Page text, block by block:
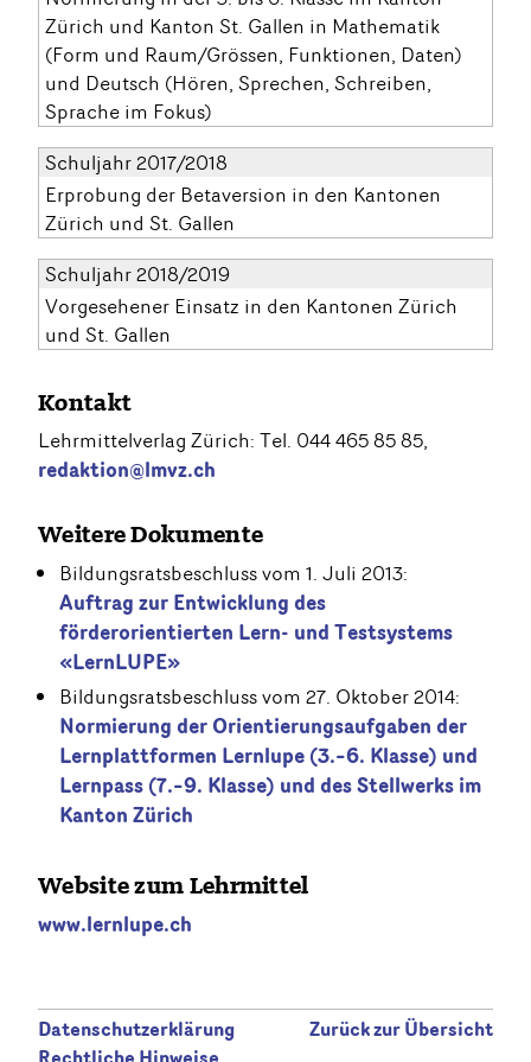
Zürich und Kanton St. Gallen in Mathematik
(Form und Raum/Grössen, Funktionen, Daten)
und Deutsch (Hören, Sprechen, Schreiben,
Sprache im Fokus)
Schuljahr 2017/2018
Erprobung der Betaversion in den Kantonen
Zürich und St. Gallen
Schuljahr 2018/2019
Vorgesehener Einsatz in den Kantonen Zürich
und St. Gallen
Kontakt
Lehrmittelverlag Zürich: Tel. 044 465 85 85,
redaktion@lmvz.ch
Weitere Dokumente
Bildungsratsbeschluss vom 1. Juli 2013:
Auftrag zur Entwicklung des
förderorientierten Lern- und Testsystems
«LernLUPE»
Bildungsratsbeschluss vom 27. Oktober 2014:
Normierung der Orientierungsaufgaben der
Lernplattformen Lernlupe (3.–6. Klasse) und
Lernpass (7.–9. Klasse) und des Stellwerks im
Kanton Zürich
Website zum Lehrmittel
www.lernlupe.ch
Datenschutzerklärung
Zurück zur Übersicht